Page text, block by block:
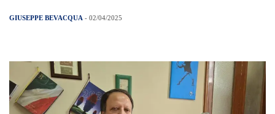
GIUSEPPE BEVACQUA - 02/04/2025